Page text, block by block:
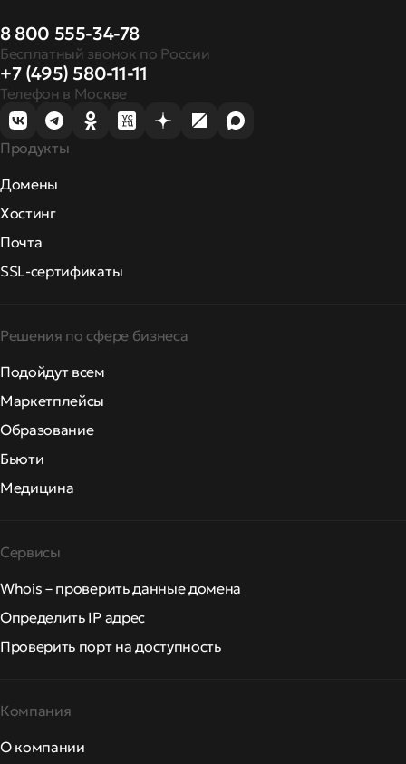
8 800 555-34-78
Бесплатный звонок по России
+7 (495) 580-11-11
Телефон в Москве
Продукты
Домены
Хостинг
Почта
SSL-сертификаты
Решения по сфере бизнеса
Подойдут всем
Маркетплейсы
Образование
Бьюти
Медицина
Сервисы
Whois – проверить данные домена
Определить IP адрес
Проверить порт на доступность
Компания
О компании